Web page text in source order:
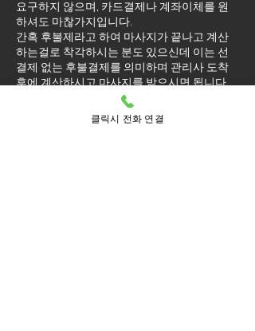
요구하지 않으며, 카드결제나 계좌이체를 원
하셔도 마찮가지입니다.
간혹 후불제라고 하여 마사지가 끝나고 계산
하는걸로 착각하시는 분도 있으신데 이는 선
결제 없는 후불결제를 의미하며 관리사 도착
후에 계산하시고 마사지를 받으시면 됩니다.
마사지를 받는 도중에 코스변경이 가능
클릭시 전화 연결